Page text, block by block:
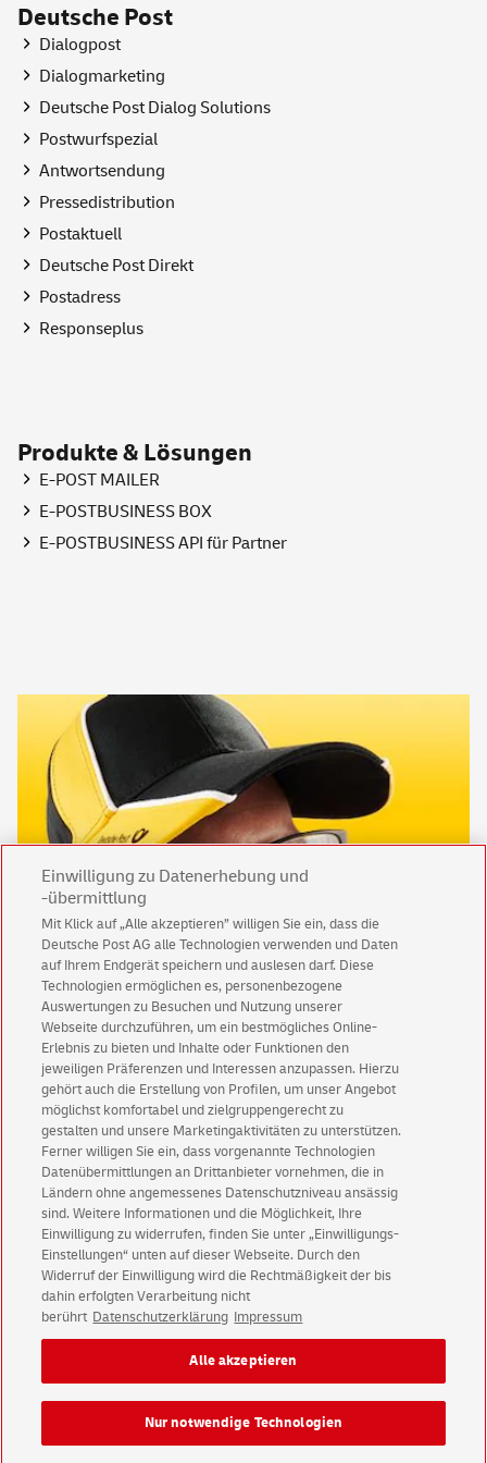
Deutsche Post
Dialogpost
Dialogmarketing
Deutsche Post Dialog Solutions
Postwurfspezial
Antwortsendung
Pressedistribution
Postaktuell
Deutsche Post Direkt
Postadress
Responseplus
Produkte & Lösungen
E-POST MAILER
E-POSTBUSINESS BOX
E-POSTBUSINESS API für Partner
werde-einer-von-uns.de
Flexible Arbeitszeiten, Bezahlung über Mindestlohn und ein
gutes Team, in dem du zählst, wie du bist.
Jetzt bewerben
E-POST Solutions Impressum
E-POST Solutions Datenschutz
Impressum Rechtliche Hinweise
Datenschutz
Einwilligungs-Einstellungen
Einwilligung zu Datenerhebung und
-übermittlung
Mit Klick auf „Alle akzeptieren” willigen Sie ein, dass die
Deutsche Post AG alle Technologien verwenden und Daten
auf Ihrem Endgerät speichern und auslesen darf. Diese
Technologien ermöglichen es, personenbezogene
Auswertungen zu Besuchen und Nutzung unserer
Webseite durchzuführen, um ein bestmögliches Online-
Erlebnis zu bieten und Inhalte oder Funktionen den
jeweiligen Präferenzen und Interessen anzupassen. Hierzu
gehört auch die Erstellung von Profilen, um unser Angebot
möglichst komfortabel und zielgruppengerecht zu
gestalten und unsere Marketingaktivitäten zu unterstützen.
Ferner willigen Sie ein, dass vorgenannte Technologien
Datenübermittlungen an Drittanbieter vornehmen, die in
Ländern ohne angemessenes Datenschutzniveau ansässig
sind. Weitere Informationen und die Möglichkeit, Ihre
Einwilligung zu widerrufen, finden Sie unter „Einwilligungs-
Einstellungen“ unten auf dieser Webseite. Durch den
Widerruf der Einwilligung wird die Rechtmäßigkeit der bis
dahin erfolgten Verarbeitung nicht
berührt Datenschutzerklärung Impressum
Nur notwendige Technologien
Alle akzeptieren